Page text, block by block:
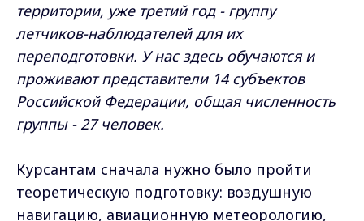
территории, уже третий год - группу
летчиков-наблюдателей для их
переподготовки. У нас здесь обучаются и
проживают представители 14 субъектов
Российской Федерации, общая численность
группы - 27 человек.
Курсантам сначала нужно было пройти
теоретическую подготовку: воздушную
навигацию, авиационную метеорологию,